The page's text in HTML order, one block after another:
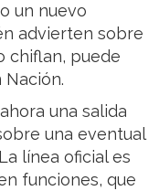
un nuevo
advierten sobre
chiflan, puede
Nación.
una salida
una eventual
línea oficial es
funciones, que